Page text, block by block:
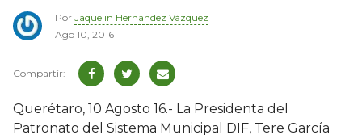
Por Jaquelin Hernández Vázquez
Ago 10, 2016
Querétaro, 10 Agosto 16.- La Presidenta del
Patronato del Sistema Municipal DIF, Tere García